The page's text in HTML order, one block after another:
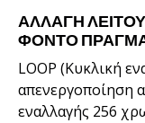
ΑΛΛΑΓΉ
ΦΌΝΤΟ
LOOP (Κυκλική
απενεργοποίηση
εναλλαγής 256